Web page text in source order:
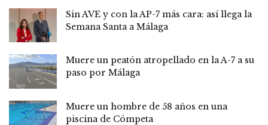
Sin AVE y con la AP-7 más cara: así llega la
Semana Santa a Málaga
Muere un peatón atropellado en la A-7 a su
paso por Málaga
Muere un hombre de 58 años en una
piscina de Cómpeta